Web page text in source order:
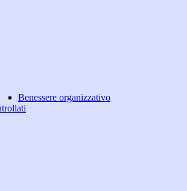
Benessere organizzativo